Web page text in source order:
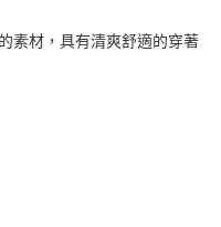
素材，具有清爽舒適的穿著